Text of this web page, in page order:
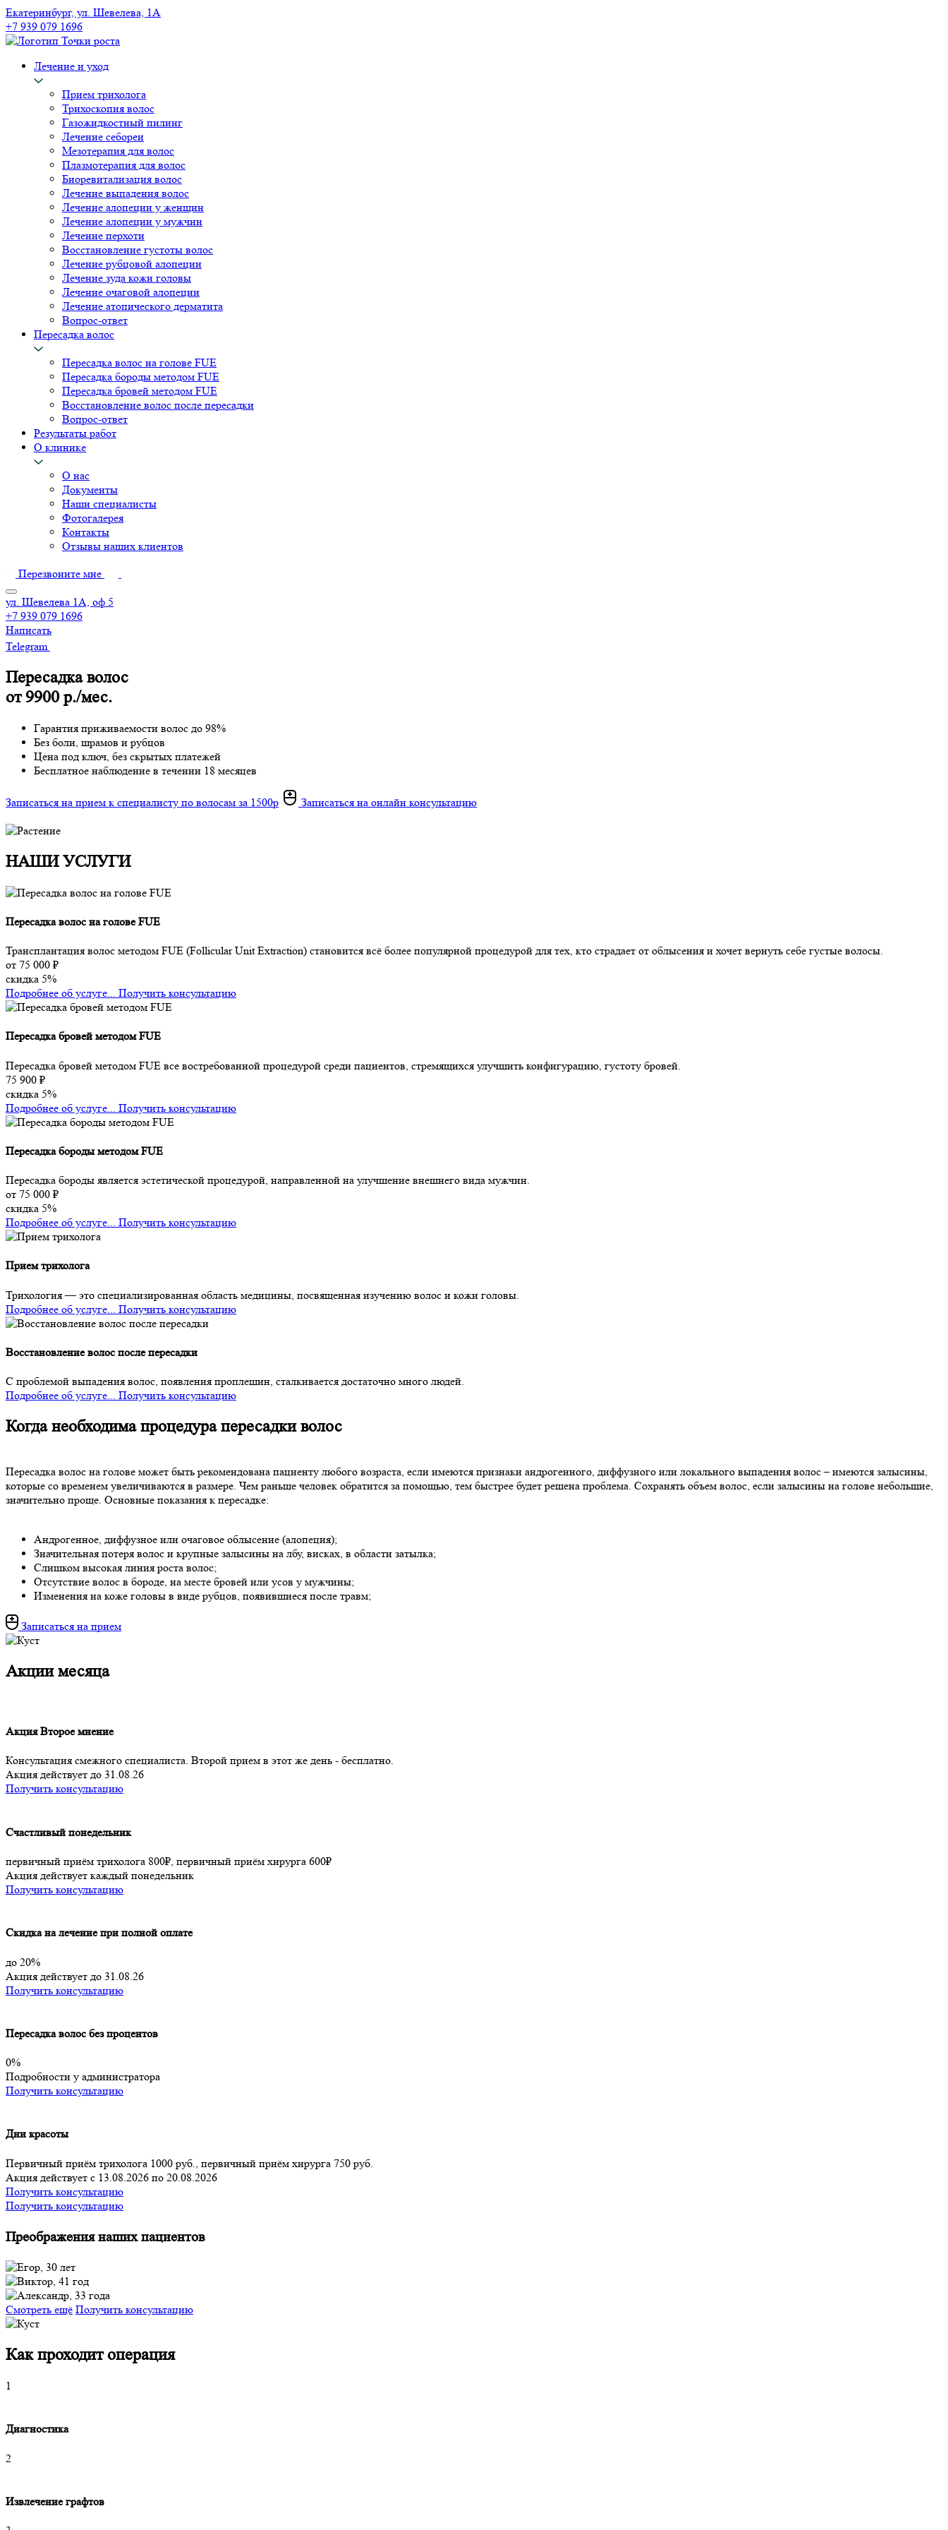
Екатеринбург, ул. Шевелева, 1А
+7 939 079 1696
Лечение и уход
Прием трихолога
Трихоскопия волос
Газожидкостный пилинг
Лечение себореи
Мезотерапия для волос
Плазмотерапия для волос
Биоревитализация волос
Лечение выпадения волос
Лечение алопеции у женщин
Лечение алопеции у мужчин
Лечение перхоти
Восстановление густоты волос
Лечение рубцовой алопеции
Лечение зуда кожи головы
Лечение очаговой алопеции
Лечение атопического дерматита
Вопрос-ответ
Пересадка волос
Пересадка волос на голове FUE
Пересадка бороды методом FUE
Пересадка бровей методом FUE
Восстановление волос после пересадки
Вопрос-ответ
Результаты работ
О клинике
О нас
Документы
Наши специалисты
Фотогалерея
Контакты
Отзывы наших клиентов
Перезвоните мне
ул. Шевелева 1А, оф 5
+7 939 079 1696
Написать
Telegram
Пересадка волос
от 9900 р./мес.
Гарантия приживаемости волос до 98%
Без боли, шрамов и рубцов
Цена под ключ, без скрытых платежей
Бесплатное наблюдение в течении 18 месяцев
Записаться на прием к специалисту по волосам за 1500р Записаться на онлайн консультацию
НАШИ УСЛУГИ
Пересадка волос на голове FUE
Трансплантация волос методом FUE (Follicular Unit Extraction) становится всё более популярной процедурой для тех, кто страдает от облысения и хочет вернуть себе густые волосы.
от 75 000 ₽
скидка 5%
Подробнее об услуге... Получить консультацию
Пересадка бровей методом FUE
Пересадка бровей методом FUE все востребованной процедурой среди пациентов, стремящихся улучшить конфигурацию, густоту бровей.
75 900 ₽
скидка 5%
Подробнее об услуге... Получить консультацию
Пересадка бороды методом FUE
Пересадка бороды является эстетической процедурой, направленной на улучшение внешнего вида мужчин.
от 75 000 ₽
скидка 5%
Подробнее об услуге... Получить консультацию
Прием трихолога
Трихология — это специализированная область медицины, посвященная изучению волос и кожи головы.
Подробнее об услуге... Получить консультацию
Восстановление волос после пересадки
С проблемой выпадения волос, появления проплешин, сталкивается достаточно много людей.
Подробнее об услуге... Получить консультацию
Когда необходима процедура пересадки волос
Пересадка волос на голове может быть рекомендована пациенту любого возраста, если имеются признаки андрогенного, диффузного или локального выпадения волос – имеются залысины,
которые со временем увеличиваются в размере. Чем раньше человек обратится за помощью, тем быстрее будет решена проблема. Сохранять объем волос, если залысины на голове небольшие,
значительно проще. Основные показания к пересадке:
Андрогенное, диффузное или очаговое облысение (алопеция);
Значительная потеря волос и крупные залысины на лбу, висках, в области затылка;
Слишком высокая линия роста волос;
Отсутствие волос в бороде, на месте бровей или усов у мужчины;
Изменения на коже головы в виде рубцов, появившиеся после травм;
Записаться на прием
Акции месяца
Акция Второе мнение
Консультация смежного специалиста. Второй прием в этот же день - бесплатно.
Акция действует до 31.08.26
Получить консультацию
Счастливый понедельник
первичный приём трихолога 800₽, первичный приём хирурга 600₽
Акция действует каждый понедельник
Получить консультацию
Скидка на лечение при полной оплате
до 20%
Акция действует до 31.08.26
Получить консультацию
Пересадка волос без процентов
0%
Подробности у администратора
Получить консультацию
Дни красоты
Первичный приём трихолога 1000 руб., первичный приём хирурга 750 руб.
Акция действует с 13.08.2026 по 20.08.2026
Получить консультацию
Получить консультацию
Преображения наших пациентов
Смотреть ещё Получить консультацию
Как проходит операция
1
Диагностика
2
Извлечение графтов